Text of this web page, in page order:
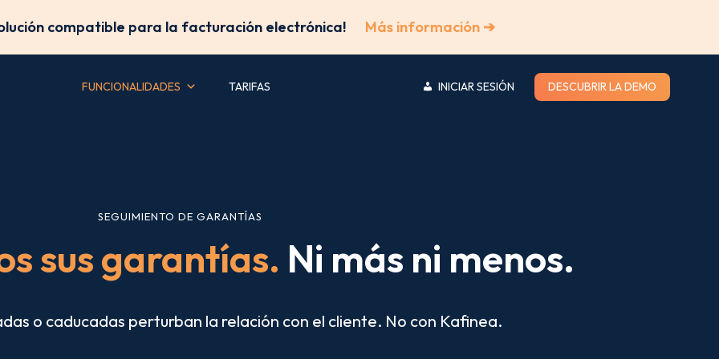
compatible para la facturación electrónica! Más información ➔
FUNCIONALIDADES TARIFAS INICIAR SESIÓN DESCUBRIR LA DEMO
SEGUIMIENTO DE GARANTÍAS
sus garantías. Ni más ni menos.
o caducadas perturban la relación con el cliente. No con Kafinea.